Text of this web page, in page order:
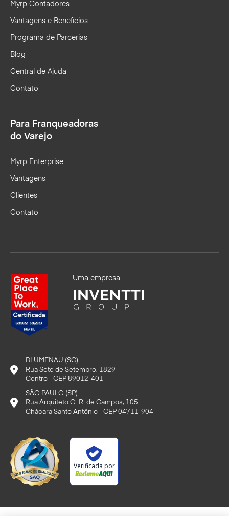
Myrp Contadores
Vantagens e Benefícios
Programa de Parcerias
Blog
Central de Ajuda
Contato
Para Franqueadoras
do Varejo
Myrp Enterprise
Vantagens
Clientes
Contato
Uma empresa
BLUMENAU (SC)
Rua Sete de Setembro, 1829
Centro - CEP 89012-401
SÃO PAULO (SP)
Rua Arquiteto O. R. de Campos, 105
Chácara Santo Antônio - CEP 04711-904
Verificada por